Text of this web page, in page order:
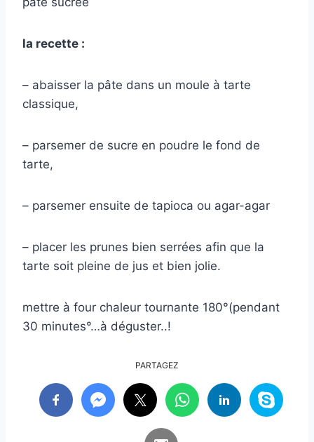
la recette :
– abaisser la pâte dans un moule à tarte
classique,
– parsemer de sucre en poudre le fond de
tarte,
– parsemer ensuite de tapioca ou agar-agar
– placer les prunes bien serrées afin que la
tarte soit pleine de jus et bien jolie.
mettre à four chaleur tournante 180°(pendant
30 minutes°…à déguster..!
PARTAGEZ